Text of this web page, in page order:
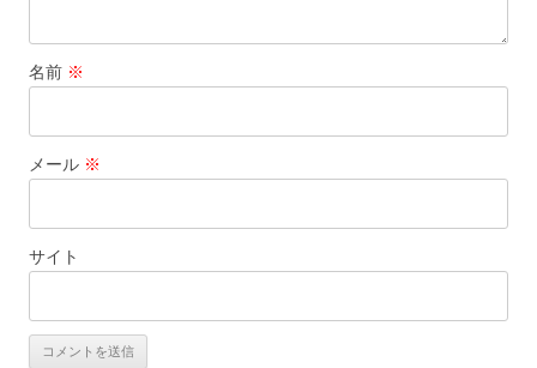
名前 ※
メール ※
サイト